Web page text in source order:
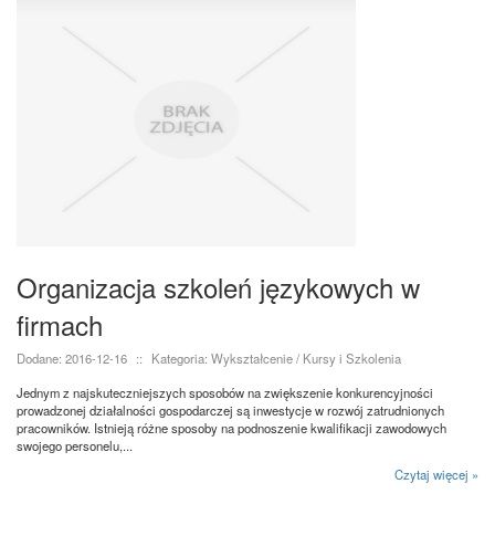
Organizacja szkoleń językowych w
firmach
Dodane: 2016-12-16 ::
Kategoria: Wykształcenie / Kursy i Szkolenia
Jednym z najskuteczniejszych sposobów na zwiększenie konkurencyjności
prowadzonej działalności gospodarczej są inwestycje w rozwój zatrudnionych
pracowników. Istnieją różne sposoby na podnoszenie kwalifikacji zawodowych
swojego personelu,...
Czytaj więcej »